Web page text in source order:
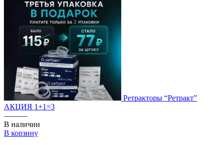
Ретракторы “Ретракт”
АКЦИЯ 1+1=3
———
В наличии
В корзину